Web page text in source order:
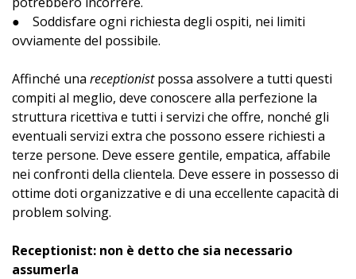
● Soddisfare ogni richiesta degli ospiti, nei limiti
ovviamente del possibile.
Affinché una receptionistpossa assolvere a tutti questi
compiti al meglio, deve conoscere alla perfezione la
struttura ricettiva e tutti i servizi che offre, nonché gli
eventuali servizi extra che possono essere richiesti a
terze persone. Deve essere gentile, empatica, affabile
nei confronti della clientela. Deve essere in possesso di
ottime doti organizzative e di una eccellente capacità di
problem solving.
Receptionist: non è detto che sia necessario
assumerla